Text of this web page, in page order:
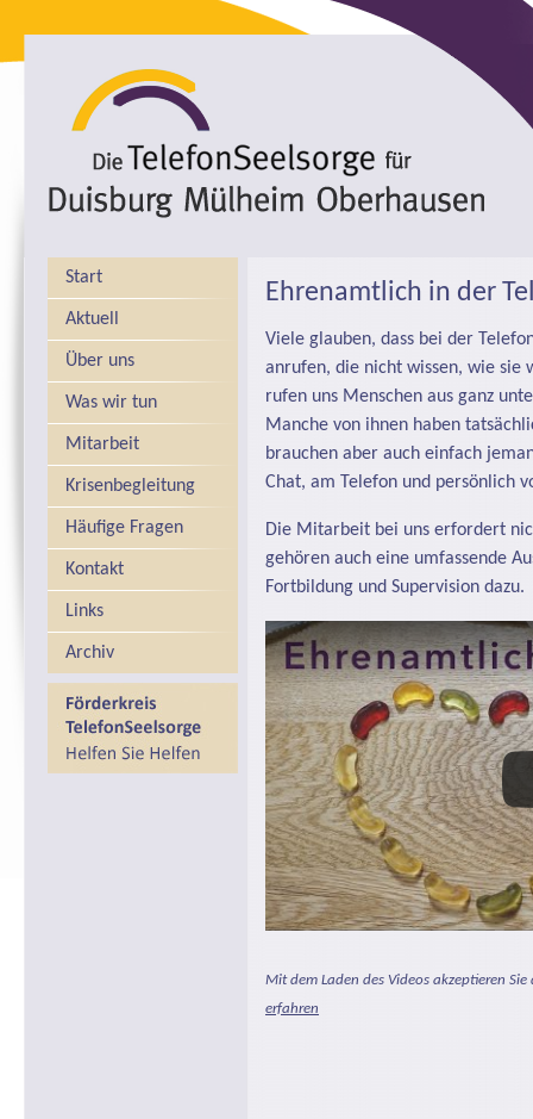
Start
Aktuell
Über uns
Was wir tun
Mitarbeit
Krisenbegleitung
Häufige Fragen
Kontakt
Links
Archiv
Ehrenamtlich in der
Viele glauben, dass bei der
anrufen, die nicht wissen, wie sie
rufen uns Menschen aus ganz
Manche von ihnen haben
brauchen aber auch einfach
Chat, am Telefon und persönlich
Die Mitarbeit bei uns erfordert
gehören auch eine umfassende
Fortbildung und Supervision dazu.
Mit dem Laden des Videos akzeptieren
erfahren